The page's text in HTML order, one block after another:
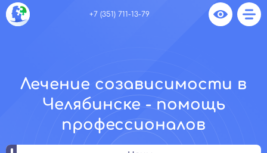
+7 (351) 711-13-79
Лечение созависимости в
Челябинске - помощь
профессионалов